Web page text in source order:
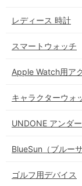
レディース 時計
スマートウォッチ
Apple Watch用ア
キャラクターウォ
UNDONE アンダ
BlueSun（ブルーサ
ゴルフ用デバイス